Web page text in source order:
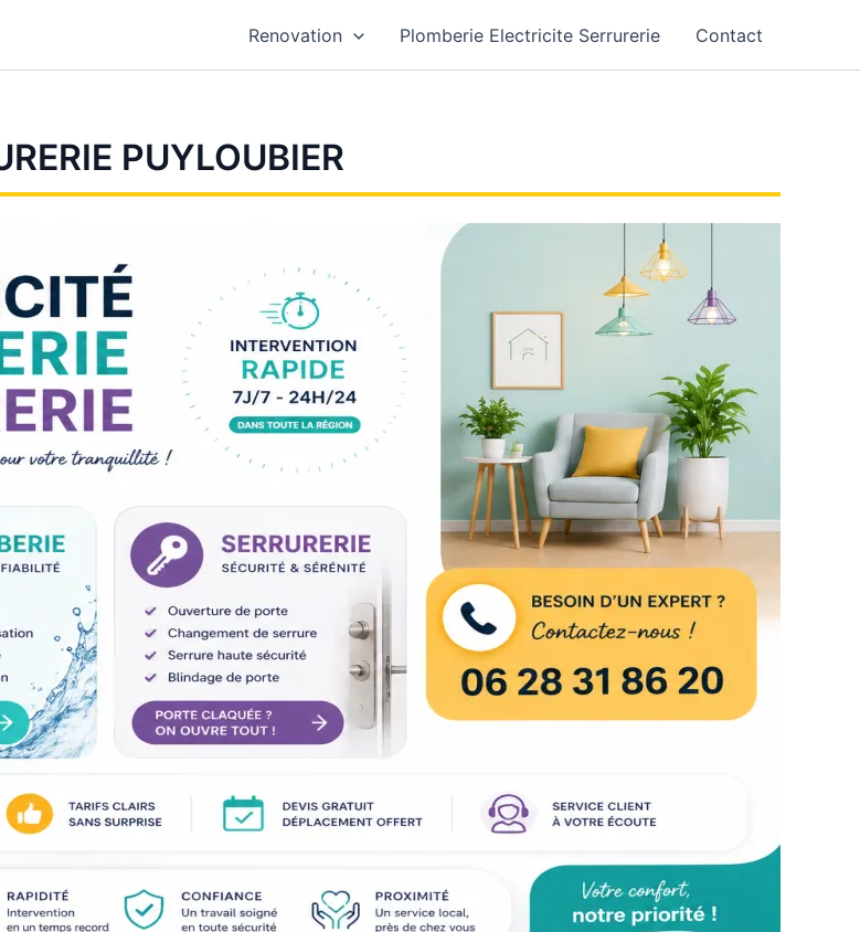
Renovation Plomberie Electricite Serrurerie Contact
PUYLOUBIER